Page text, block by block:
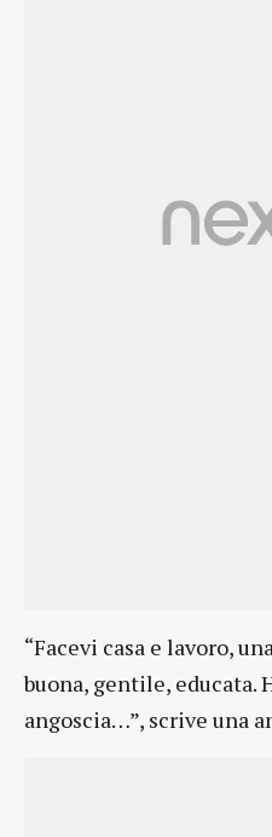
“Facevi casa e lavoro,
buona, gentile, educata.
angoscia…”, scrive una